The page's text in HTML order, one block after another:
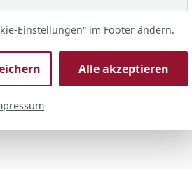
Einstellungen“ im Footer ändern.
Alle akzeptieren